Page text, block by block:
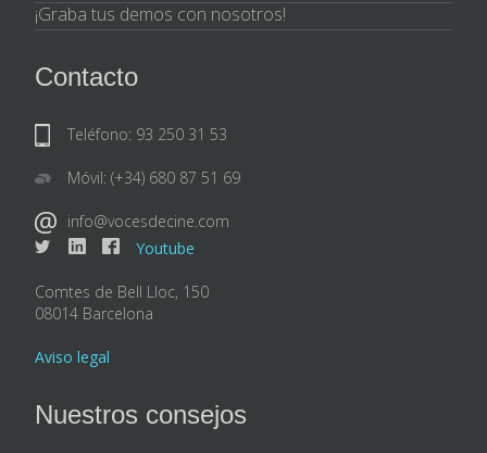
¡Graba tus demos con nosotros!
Contacto
Teléfono: 93 250 31 53
Móvil: (+34) 680 87 51 69
info@vocesdecine.com
Youtube
Comtes de Bell Lloc, 150
08014 Barcelona
Aviso legal
Nuestros consejos